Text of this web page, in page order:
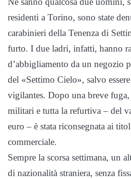
residenti a Torino, sono state
carabinieri della Tenenza di
furto. I due ladri, infatti, hanno
d’abbigliamento da un negozio
del «Settimo Cielo», salvo
vigilantes. Dopo una breve
militari e tutta la refurtiva – del
euro – è stata riconsegnata ai
commerciale.
Sempre la scorsa settimana, un
di nazionalità straniera, senza